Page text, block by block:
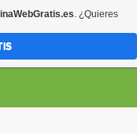
. ¿Quieres